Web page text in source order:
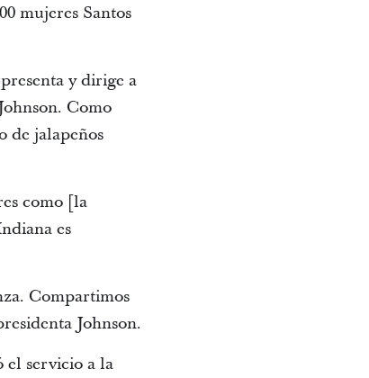
mujeres Santos
y dirige a
Como
de jalapeños
como [la
es
Compartimos
Johnson.
el servicio a la